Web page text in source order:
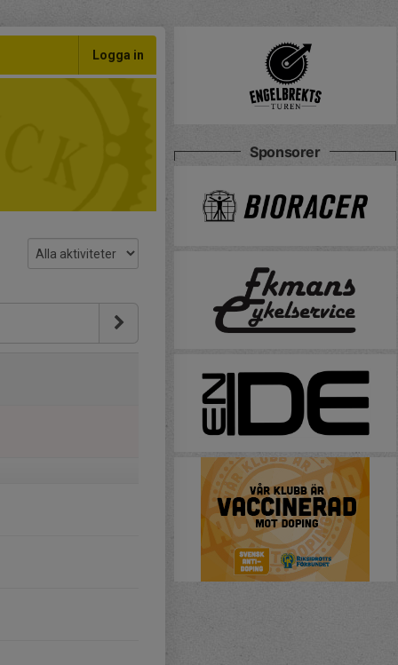
Logga in
Sponsorer